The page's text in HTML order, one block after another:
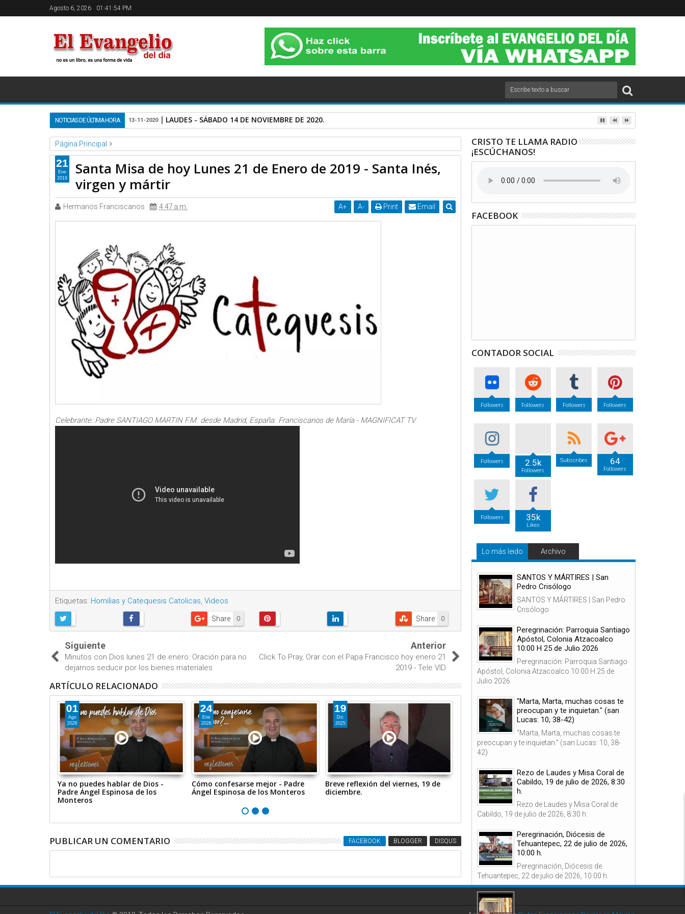
Agosto 6, 2026 01:41:54 PM
NOTICIAS DE ÚLTIMA HORA LAUDES - SÁBADO 14 DE NOVIEMBRE DE 2020.
13-11-2020
Página Principal
Homilias y Catequesis Catolicas
Videos Santa Misa de hoy Lunes 21 de Enero de 2019 - Santa Inés, virgen y mártir
Santa Misa de hoy Lunes 21 de Enero de 2019 - Santa Inés,
virgen y mártir
Hermanos Franciscanos 4:47 a.m. A+ A- Print Email
Celebrante: Padre SANTIAGO MARTIN F.M. desde Madrid, España. Franciscanos de María - MAGNIFICAT TV
Etiquetas: Homilias y Catequesis Catolicas, Videos
0
Share 0
Share
21
Ene
2019
Siguiente
Minutos con Dios lunes 21 de enero: Oración para no
dejarnos seducir por los bienes materiales
Anterior
Click To Pray, Orar con el Papa Francisco hoy enero 21
2019 - Tele VID
ARTÍCULO RELACIONADO
01
Ago
2026
Ya no puedes hablar de Dios -
Padre Ángel Espinosa de los
Monteros
24
Ene
2026
Cómo confesarse mejor - Padre
Ángel Espinosa de los Monteros
19
Dic
2025
Breve reflexión del viernes, 19 de
diciembre.
Breve reflexión del miércoles 10 de
diciembre
09
Breve reflexión del
PUBLICAR UN COMENTARIO FACEBOOK BLOGGER DISQUS
CRISTO TE LLAMA RADIO
¡ESCÚCHANOS!
FACEBOOK
CONTADOR SOCIAL
Followers Followers Followers Followers
Followers 2.5k
Followers
Subscribes 64
Followers
Followers 35k
Likes
Lo más leido Archivo
SANTOS Y MÁRTIRES | San
Pedro Crisólogo
SANTOS Y MÁRTIRES | San Pedro
Crisólogo
Peregrinación: Parroquia Santiago
Apóstol, Colonia Atzacoalco
10:00 H 25 de Julio 2026
Peregrinación: Parroquia Santiago
Apóstol, Colonia Atzacoalco 10:00 H 25 de
Julio 2026
"Marta, Marta, muchas cosas te
preocupan y te inquietan." (san
Lucas: 10, 38-42)
"Marta, Marta, muchas cosas te
preocupan y te inquietan." (san Lucas: 10, 38-
42)
Rezo de Laudes y Misa Coral de
Cabildo, 19 de julio de 2026, 8:30
h.
Rezo de Laudes y Misa Coral de
Cabildo, 19 de julio de 2026, 8:30 h.
Peregrinación, Diócesis de
Tehuantepec, 22 de julio de 2026,
10:00 h.
Peregrinación, Diócesis de
Tehuantepec, 22 de julio de 2026, 10:00 h.